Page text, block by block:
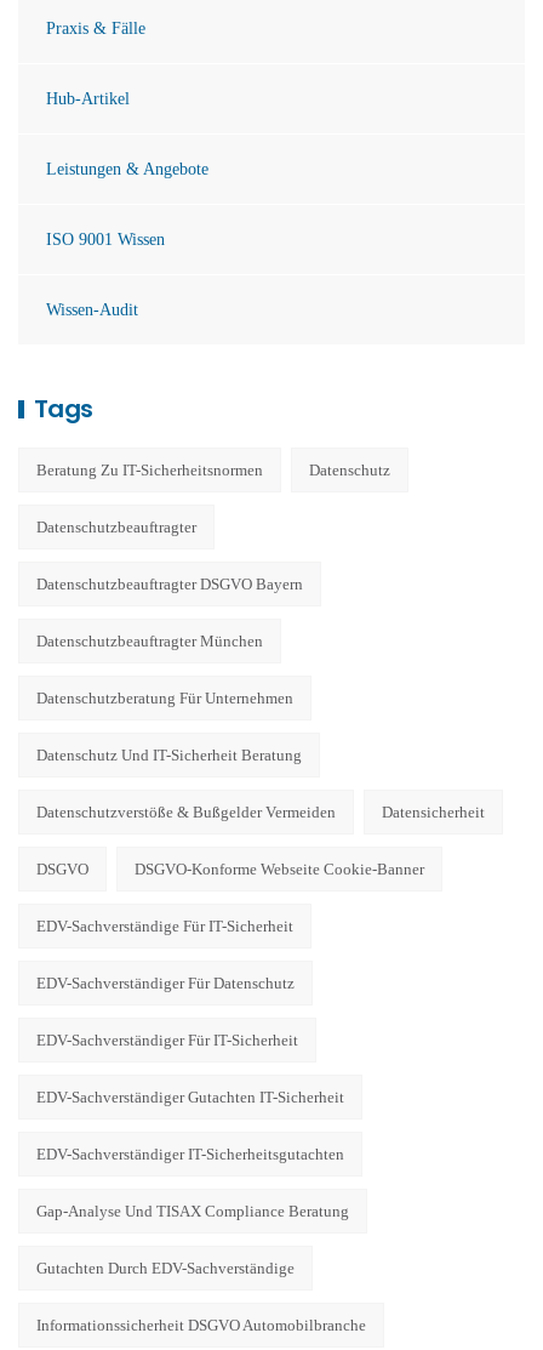
Praxis & Fälle
Hub-Artikel
Leistungen & Angebote
ISO 9001 Wissen
Wissen-Audit
Tags
Beratung Zu IT-Sicherheitsnormen Datenschutz
Datenschutzbeauftragter
Datenschutzbeauftragter DSGVO Bayern
Datenschutzbeauftragter München
Datenschutzberatung Für Unternehmen
Datenschutz Und IT-Sicherheit Beratung
Datenschutzverstöße & Bußgelder Vermeiden Datensicherheit
DSGVO DSGVO-Konforme Webseite Cookie-Banner
EDV-Sachverständige Für IT-Sicherheit
EDV-Sachverständiger Für Datenschutz
EDV-Sachverständiger Für IT-Sicherheit
EDV-Sachverständiger Gutachten IT-Sicherheit
EDV-Sachverständiger IT-Sicherheitsgutachten
Gap-Analyse Und TISAX Compliance Beratung
Gutachten Durch EDV-Sachverständige
Informationssicherheit DSGVO Automobilbranche